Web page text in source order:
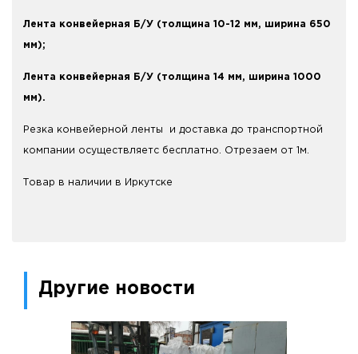
Лента конвейерная Б/У (толщина 10-12 мм, ширина 650
мм);
Лента конвейерная Б/У (толщина 14 мм, ширина 1000
мм).
Резка конвейерной ленты и доставка до транспортной
компании осуществляетс бесплатно. Отрезаем от 1м.
Товар в наличии в Иркутске
Другие новости